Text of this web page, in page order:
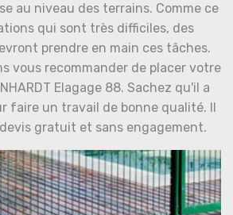
au niveau des terrains. Comme ce
qui sont très difficiles, des
prendre en main ces tâches.
vous recommander de placer votre
Elagage 88. Sachez qu'il a
faire un travail de bonne qualité. Il
gratuit et sans engagement.